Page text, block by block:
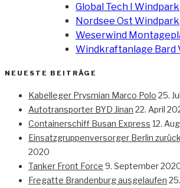
Global Tech I Windpark
Nordsee Ost Windpark
Weserwind
Windkraftanlage Bard
NEUESTE BEITRÄGE
Kabelleger Prysmian Marco Polo 25.
Autotransporter BYD Jinan 22. April
Containerschiff Busan Express 12.
Einsatzgruppenversorger Berlin zurück
2020
Tanker Front Force 9. September
Fregatte Brandenburg ausgelaufen